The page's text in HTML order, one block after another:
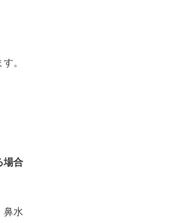
。
場合
鼻水